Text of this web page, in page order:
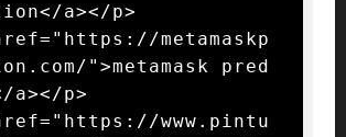
a></p>
metamaskp
">metamask pred
p>
www.pintu